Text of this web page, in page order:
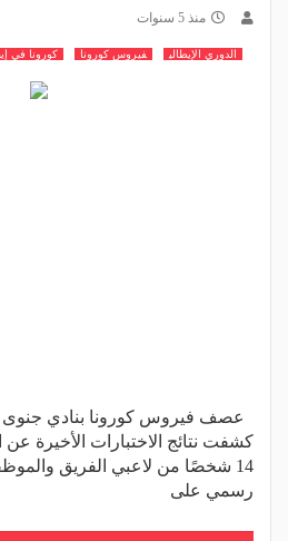
منذ 5 سنوات
الدوري الإيطالي فيروس كورونا كورونا في
عصف فيروس كورونا بنادي جنوى
كشفت نتائج الاختبارات الأخيرة عن
14 شخصًا من لاعبي الفريق
رسمي على